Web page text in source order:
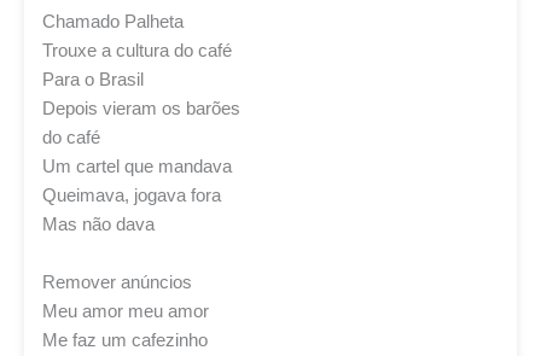
Chamado Palheta
Trouxe a cultura do café
Para o Brasil
Depois vieram os barões
do café
Um cartel que mandava
Queimava, jogava fora
Mas não dava
Remover anúncios
Meu amor meu amor
Me faz um cafezinho